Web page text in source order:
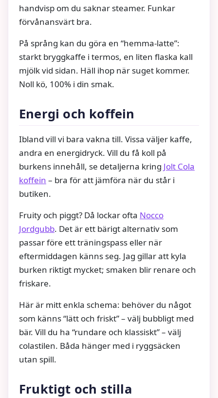
handvisp om du saknar steamer. Funkar
förvånansvärt bra.
På språng kan du göra en “hemma-latte”:
starkt bryggkaffe i termos, en liten flaska kall
mjölk vid sidan. Häll ihop när suget kommer.
Noll kö, 100% i din smak.
Energi och koffein
Ibland vill vi bara vakna till. Vissa väljer kaffe,
andra en energidryck. Vill du få koll på
burkens innehåll, se detaljerna kring Jolt Cola
koffein – bra för att jämföra när du står i
butiken.
Fruity och piggt? Då lockar ofta Nocco
Jordgubb. Det är ett bärigt alternativ som
passar före ett träningspass eller när
eftermiddagen känns seg. Jag gillar att kyla
burken riktigt mycket; smaken blir renare och
friskare.
Här är mitt enkla schema: behöver du något
som känns “lätt och friskt” – välj bubbligt med
bär. Vill du ha “rundare och klassiskt” – välj
colastilen. Båda hänger med i ryggsäcken
utan spill.
Fruktigt och stilla